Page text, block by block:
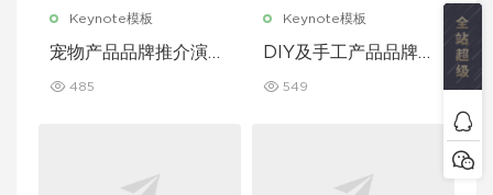
Keynote模板
宠物产品品牌推介演示
e 模板
485
Keynote模板
DIY及手工产品品牌推
eynote 模板
549